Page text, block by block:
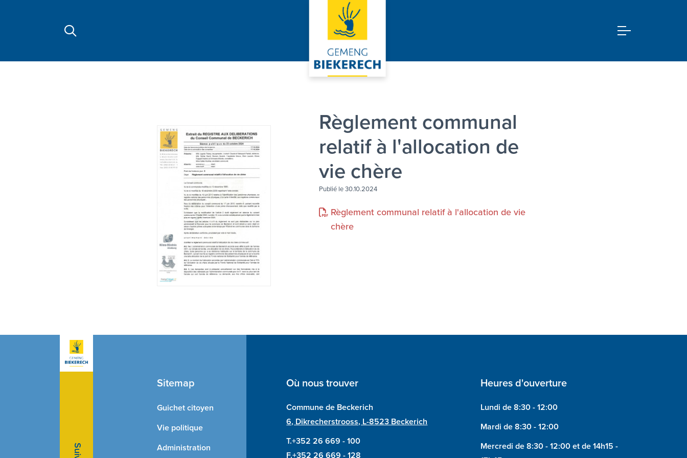
Règlement communal
relatif à l'allocation de
vie chère
Publié le 30.10.2024
Règlement communal relatif à l'allocation de vie
chère
Sitemap
Guichet citoyen
Vie politique
Administration
Où nous trouver
Commune de Beckerich
6, Dikrecherstrooss, L-8523 Beckerich
T.+352 26 669 - 100
F.+352 26 669 - 128
Heures d'ouverture
Lundi de 8:30 - 12:00
Mardi de 8:30 - 12:00
Mercredi de 8:30 - 12:00 et de 14h15 -